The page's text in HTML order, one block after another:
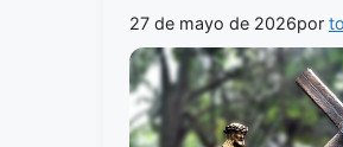
27 de mayo de 2026por